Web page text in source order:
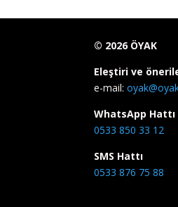
© 2026 ÖYAK
Eleştiri ve
e-mail:
WhatsApp Hattı
0533 850 33 12
SMS Hattı
0533 876 75 88